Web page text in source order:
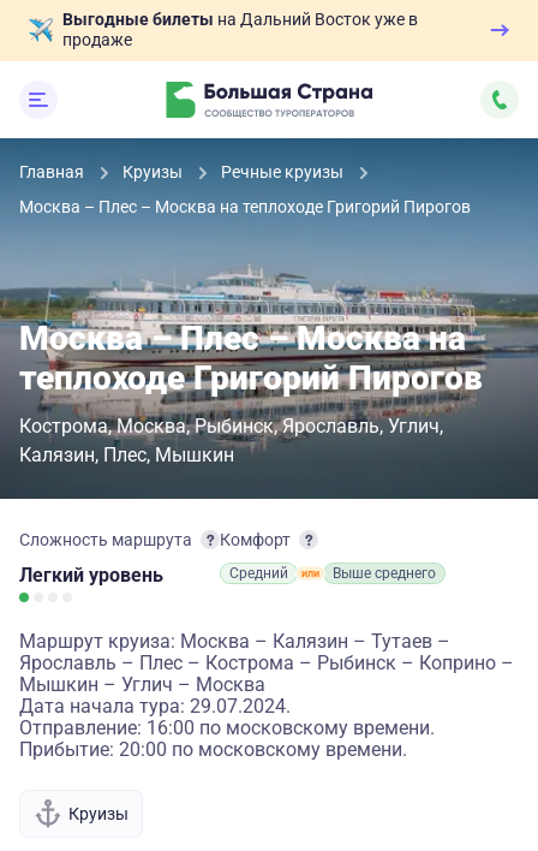
Выгодные билеты на Дальний Восток уже в
продаже
Главная Круизы
Речные круизы
Москва – Плес – Москва на теплоходе Григорий Пирогов
Москва – Плес – Москва на
теплоходе Григорий Пирогов
Кострома Москва Рыбинск Ярославль Углич
Калязин Плес Мышкин
Сложность маршрута
Легкий уровень
Комфорт
Средний Выше среднего
Маршрут круиза: Москва – Калязин – Тутаев –
Ярославль – Плес – Кострома – Рыбинск – Коприно –
Мышкин – Углич – Москва
Дата начала тура: 29.07.2024.
Отправление: 16:00 по московскому времени.
Прибытие: 20:00 по московскому времени.
Круизы